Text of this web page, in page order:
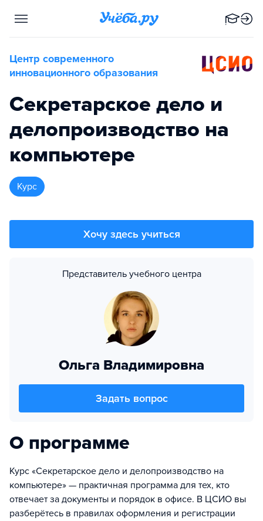
Центр современного
инновационного образования
Секретарское дело и
делопроизводство на
компьютере
курс
Хочу здесь учиться
Представитель учебного центра
Ольга Владимировна
Задать вопрос
О программе
Курс «Секретарское дело и делопроизводство на
компьютере» — практичная программа для тех, кто
отвечает за документы и порядок в офисе. В ЦСИО вы
разберётесь в правилах оформления и регистрации